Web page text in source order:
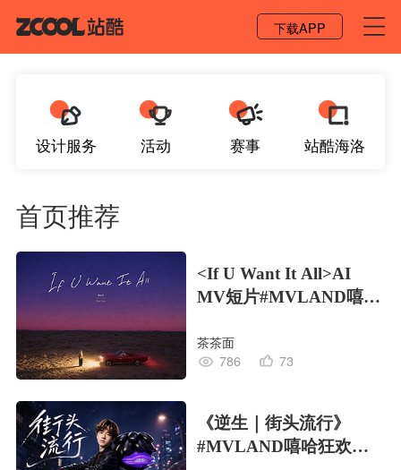
下载APP
设计服务 活动 赛事 站酷海洛
首页推荐
<If U Want It All>AI
MV短片#MVLAND嘻哈
茶茶面
786
73
《逆生｜街头流行》
#MVLAND嘻哈狂欢派